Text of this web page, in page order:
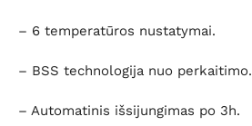
– 6 temperatūros nustatymai.
– BSS technologija nuo perkaitimo.
– Automatinis išsijungimas po 3h.